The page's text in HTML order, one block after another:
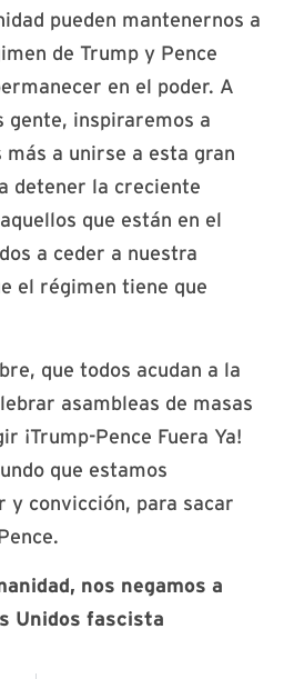
pueden mantenernos a
de Trump y Pence
en el poder. A
gente, inspiraremos a
a unirse a esta gran
detener la creciente
que están en el
a ceder a nuestra
el régimen tiene que
que todos acudan a la
asambleas de masas
¡Trump-Pence Fuera Ya!
que estamos
y convicción, para sacar
nos negamos a
Unidos fascista